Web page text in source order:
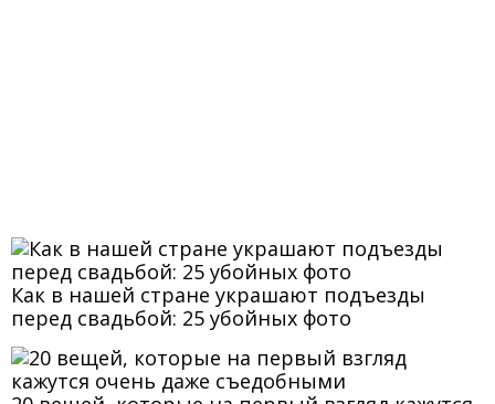
Как в нашей стране украшают подъезды
перед свадьбой: 25 убойных фото